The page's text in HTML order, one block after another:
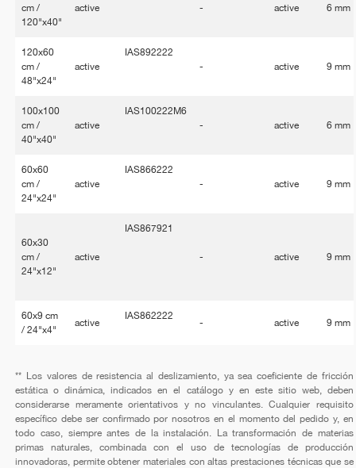
cm /
120"x40"
active
-
active 6 mm
120x60
cm /
48"x24"
active
IAS892222
-
active 9 mm
100x100
cm /
40"x40"
active
IAS100222M6
-
active 6 mm
60x60
cm /
24"x24"
active
IAS866222
-
active 9 mm
60x30
cm /
24"x12"
active
IAS867921
- active 9 mm
60x9 cm
/ 24"x4"
active
IAS862222
- active 9 mm
** Los valores de resistencia al deslizamiento, ya sea coeficiente de fricción
estática o dinámica, indicados en el catálogo y en este sitio web, deben
considerarse meramente orientativos y no vinculantes. Cualquier requisito
específico debe ser confirmado por nosotros en el momento del pedido y, en
todo caso, siempre antes de la instalación. La transformación de materias
primas naturales, combinada con el uso de tecnologías de producción
innovadoras, permite obtener materiales con altas prestaciones técnicas que se